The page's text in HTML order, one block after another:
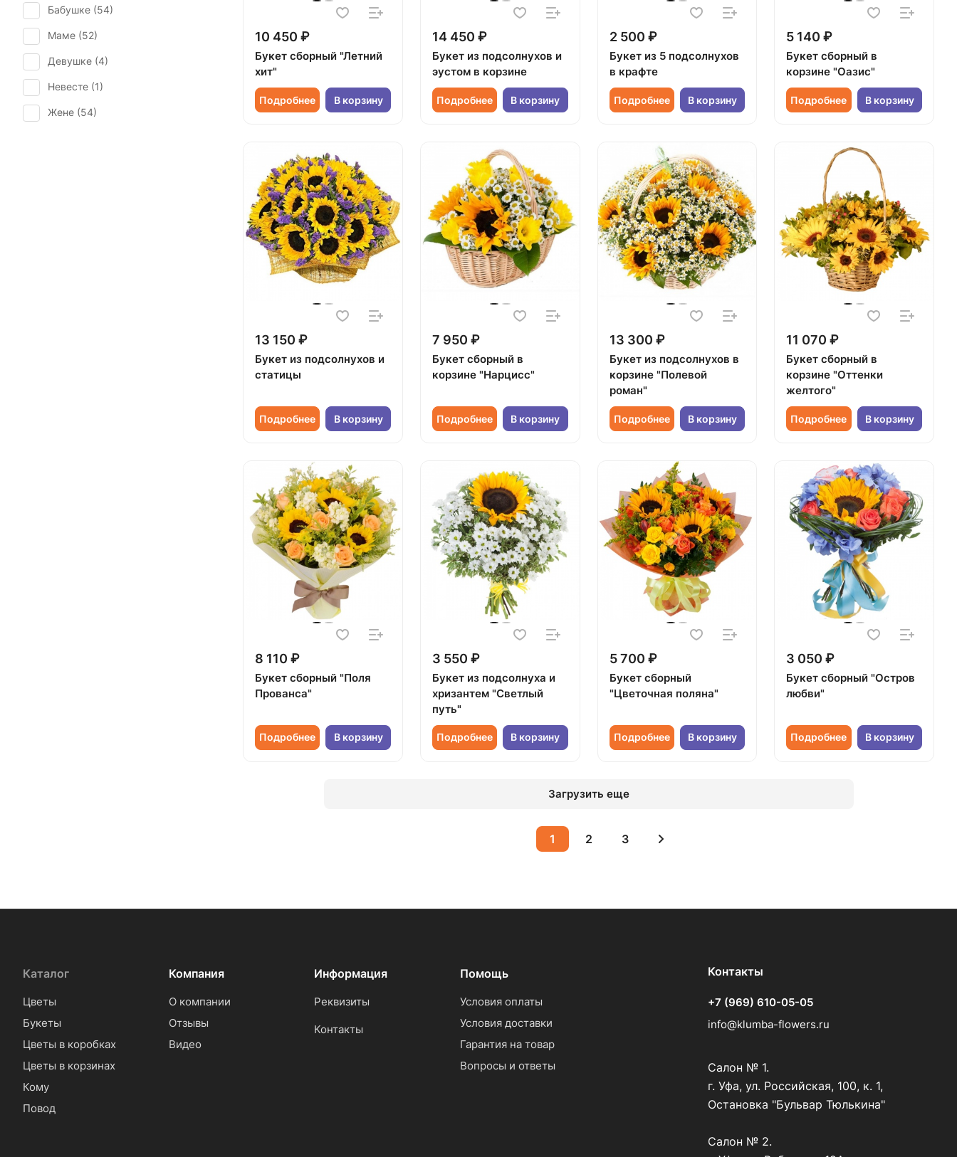
10 450 ₽
Букет сборный "Летний
хит"
Подробнее В корзину
14 450 ₽
Букет из подсолнухов и
эустом в корзине
Подробнее В корзину
2 500 ₽
Букет из 5 подсолнухов
в крафте
Подробнее В корзину
5 140 ₽
Букет сборный в
корзине "Оазис"
Подробнее В корзину
13 150 ₽
Букет из подсолнухов и
статицы
Подробнее В корзину
7 950 ₽
Букет сборный в
корзине "Нарцисс"
Подробнее В корзину
13 300 ₽
Букет из подсолнухов в
корзине "Полевой
роман"
Подробнее В корзину
11 070 ₽
Букет сборный в
корзине "Оттенки
желтого"
Подробнее В корзину
8 110 ₽
Букет сборный "Поля
Прованса"
Подробнее В корзину
3 550 ₽
Букет из подсолнуха и
хризантем "Светлый
путь"
Подробнее В корзину
5 700 ₽
Букет сборный
"Цветочная поляна"
Подробнее В корзину
3 050 ₽
Букет сборный "Остров
любви"
Подробнее В корзину
Загрузить еще
1 2 3
Юбилей ( 37)
Бабушке (54)
Маме (52)
Девушке (4)
Невесте (1)
Жене (54)
Каталог
Цветы
Букеты
Цветы в коробках
Цветы в корзинах
Кому
Повод
Компания
О компании
Отзывы
Видео
Информация
Реквизиты
Контакты
Помощь
Условия оплаты
Условия доставки
Гарантия на товар
Вопросы и ответы
Контакты
+7 (969) 610-05-05
info@klumba-flowers.ru
Салон № 1.
г. Уфа, ул. Российская, 100, к. 1,
Остановка "Бульвар Тюлькина"
Салон № 2.